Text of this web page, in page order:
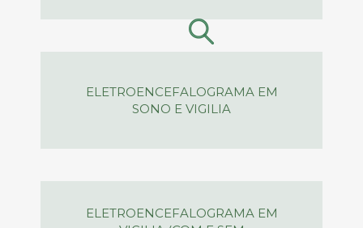
ELETROENCEFALOGRAMA EM
SONO E VIGILIA
ELETROENCEFALOGRAMA EM